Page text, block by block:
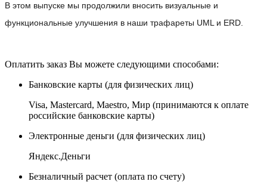
В этом выпуске мы продолжили вносить визуальные и
функциональные улучшения в наши трафареты UML и ERD.
Оплатить заказ Вы можете следующими способами:
Банковские карты (для физических лиц)
Visa, Mastercard, Maestro, Мир (принимаются к оплате
российские банковские карты)
Электронные деньги (для физических лиц)
Яндекс.Деньги
Безналичный расчет (оплата по счету)